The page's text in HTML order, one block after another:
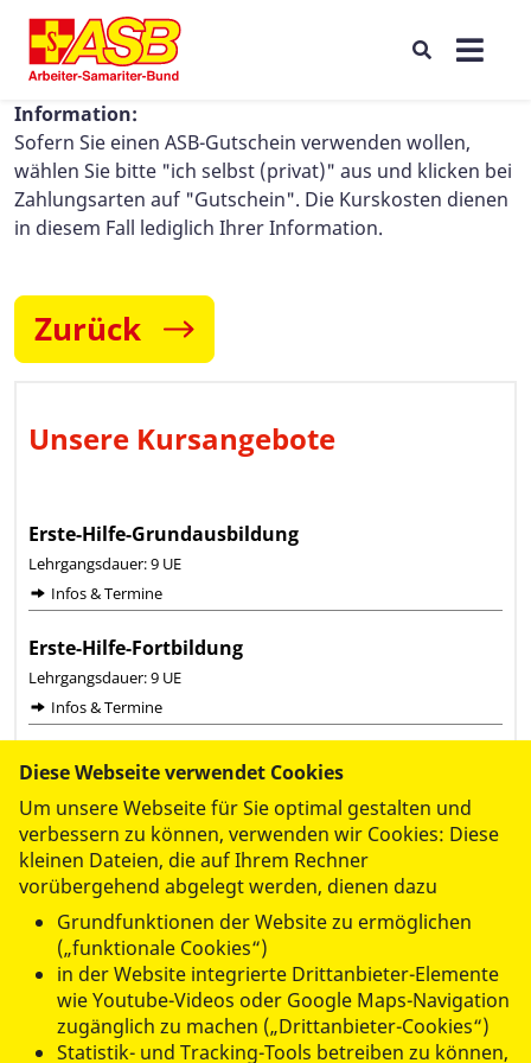
Information:
Sofern Sie einen ASB-Gutschein verwenden wollen,
wählen Sie bitte "ich selbst (privat)" aus und klicken bei
Zahlungsarten auf "Gutschein". Die Kurskosten dienen
in diesem Fall lediglich Ihrer Information.
Zurück
Diese Webseite verwendet Cookies
Um unsere Webseite für Sie optimal gestalten und
verbessern zu können, verwenden wir Cookies: Diese
kleinen Dateien, die auf Ihrem Rechner
vorübergehend abgelegt werden, dienen dazu
Grundfunktionen der Website zu ermöglichen
(„funktionale Cookies“)
in der Website integrierte Drittanbieter-Elemente
wie Youtube-Videos oder Google Maps-Navigation
zugänglich zu machen („Drittanbieter-Cookies“)
Statistik- und Tracking-Tools betreiben zu können,